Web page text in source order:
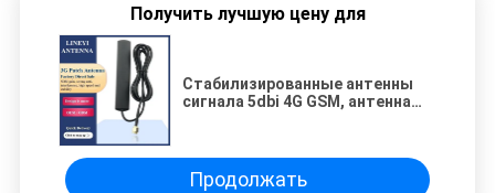
Получить лучшую цену для
Стабилизированные антенны
сигнала 5dbi 4G GSM, антенна
Продолжать